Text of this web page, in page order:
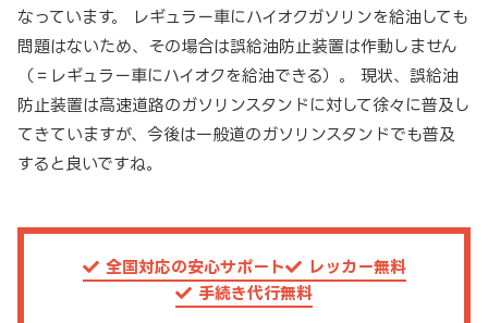
なっています。 レギュラー車にハイオクガソリンを給油しても
問題はないため、その場合は誤給油防止装置は作動しません
（＝レギュラー車にハイオクを給油できる）。 現状、誤給油
防止装置は高速道路のガソリンスタンドに対して徐々に普及し
てきていますが、今後は一般道のガソリンスタンドでも普及
すると良いですね。
全国対応の安心サポート
レッカー無料
手続き代行無料